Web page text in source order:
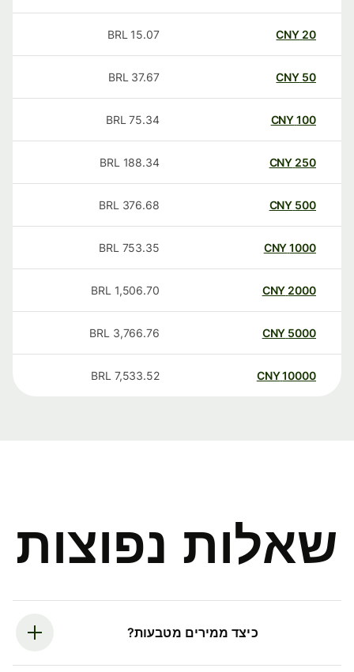
20
CNY
15.07
BRL
50
CNY
37.67
BRL
100
CNY
75.34
BRL
250
CNY
188.34
BRL
500
CNY
376.68
BRL
1000
CNY
753.35
BRL
2000
CNY
1,506.70
BRL
5000
CNY
3,766.76
BRL
10000
CNY
7,533.52
BRL
שאלות נפוצות
כיצד ממירים מטבעות?